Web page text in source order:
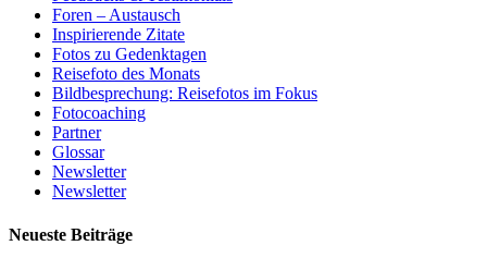
Foren – Austausch
Inspirierende Zitate
Fotos zu Gedenktagen
Reisefoto des Monats
Bildbesprechung: Reisefotos im Fokus
Fotocoaching
Partner
Glossar
Newsletter
Newsletter
Neueste Beiträge